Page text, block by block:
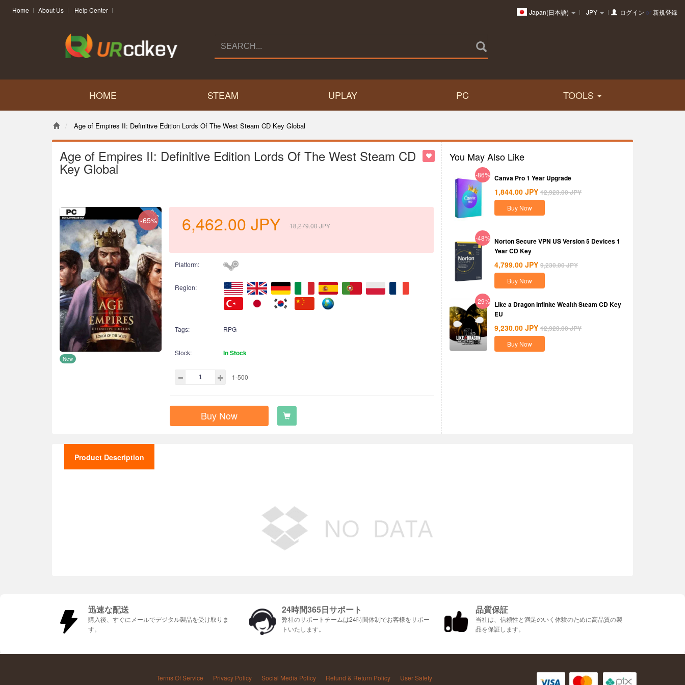
Home About Us Help Center Japan(日本語) JPY ログイン or新規登録
HOME STEAM UPLAY PC TOOLS
Age of Empires II: Definitive Edition Lords Of The West Steam CD Key Global
Age of Empires II: Definitive Edition Lords Of The West Steam CD
Key Global
-65%
New
6,462.00 JPY 18,279.00JPY
Platform:
Region:
Tags: RPG
Stock: In Stock
1-500
Buy Now
You May Also Like
-86% Canva Pro 1 Year Upgrade
1,844.00 JPY 12,923.00JPY
Buy Now
-48% Norton Secure VPN US Version 5 Devices 1
Year CD Key
4,799.00 JPY 9,230.00JPY
Buy Now
-29% Like a Dragon Infinite Wealth Steam CD Key
EU
9,230.00 JPY 12,923.00JPY
Buy Now
Product Description
迅速な配送
購入後、すぐにメールでデジタル製品を受け取りま
す。
24時間365日サポート
弊社のサポートチームは24時間体制でお客様をサポ​​ー
トいたします。
品質保証
当社は、信頼性と満足のいく体験のために高品質の製
品を保証します。
Terms Of Service Privacy Policy Social Media Policy Refund & Return Policy
User Safety